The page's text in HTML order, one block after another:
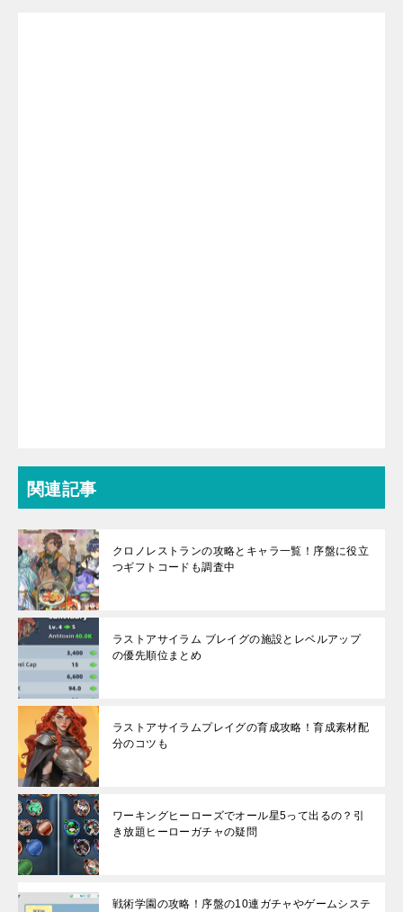
関連記事
クロノレストランの攻略とキャラ一覧！序盤に役立
つギフトコードも調査中
ラストアサイラム ブレイグの施設とレベルアップ
の優先順位まとめ
ラストアサイラムプレイグの育成攻略！育成素材配
分のコツも
ワーキングヒーローズでオール星5って出るの？引
き放題ヒーローガチャの疑問
戦術学園の攻略！序盤の10連ガチャやゲームシステ